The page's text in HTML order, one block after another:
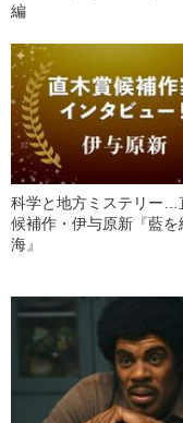
編
科学と地方ミステリー…
候補作・伊与原新『藍を
海』